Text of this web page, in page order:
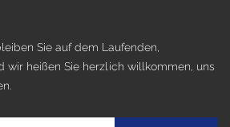
Sie auf dem Laufenden,
wir heißen Sie herzlich willkommen, uns